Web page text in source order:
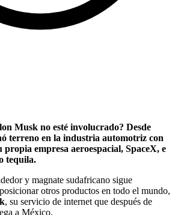
Musk no esté involucrado? Desde
terreno en la industria automotriz con
propia empresa aeroespacial, SpaceX, e
tequila.
y magnate sudafricano sigue
otros productos en todo el mundo,
, su servicio de internet que después de
a México.